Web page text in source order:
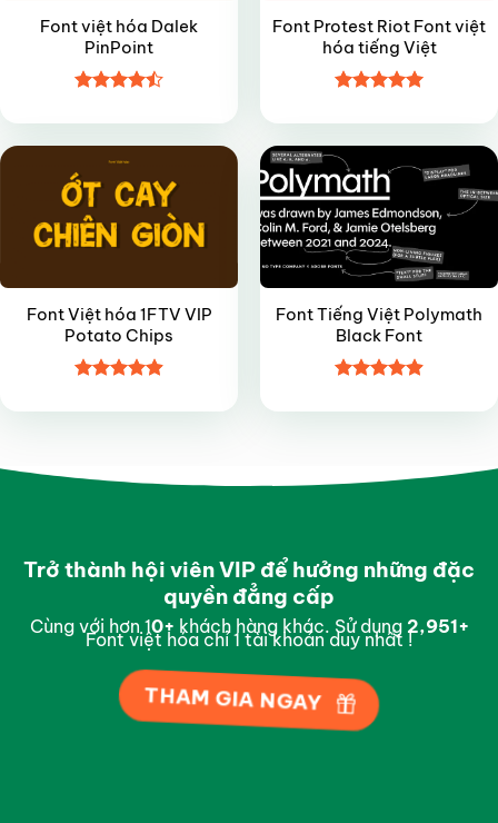
Font việt hóa Dalek
PinPoint
hạng4.5
Font Protest Riot Font việt
hóa tiếng Việt
hạng4.95
Font Việt hóa 1FTV VIP
Potato Chips
hạng4.95
Font Tiếng Việt Polymath
Black Font
hạng4.95
Trở thành hội viên VIP để hưởng những đặc
quyền đẳng cấp
Cùng với hơn 10+khách hàng khác. Sử dụng 2,997+
Font việt hóa chỉ 1 tài khoản duy nhất !
THAM GIA NGAY